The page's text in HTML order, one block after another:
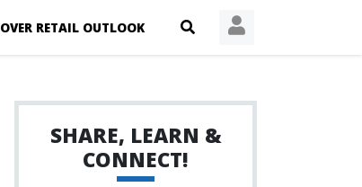
OVER RETAIL OUTLOOK
SHARE, LEARN &
CONNECT!